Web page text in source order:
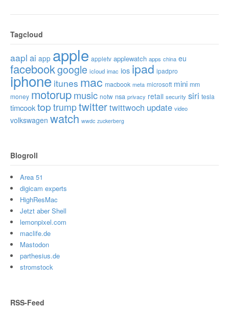
Tagcloud
aapl ai app apple appletv applewatch apps china eu
facebookgoogle icloud imac ios ipad ipadpro
iphone itunes mac macbook meta microsoft mini mm
money motorupmusic notw nsa privacy retail security siri tesla
timcooktop trumptwittertwittwoch update video
volkswagen watch wwdc zuckerberg
Blogroll
Area 51
digicam experts
HighResMac
Jetzt aber Shell
lemonpixel.com
maclife.de
Mastodon
parthesius.de
stromstock
RSS-Feed